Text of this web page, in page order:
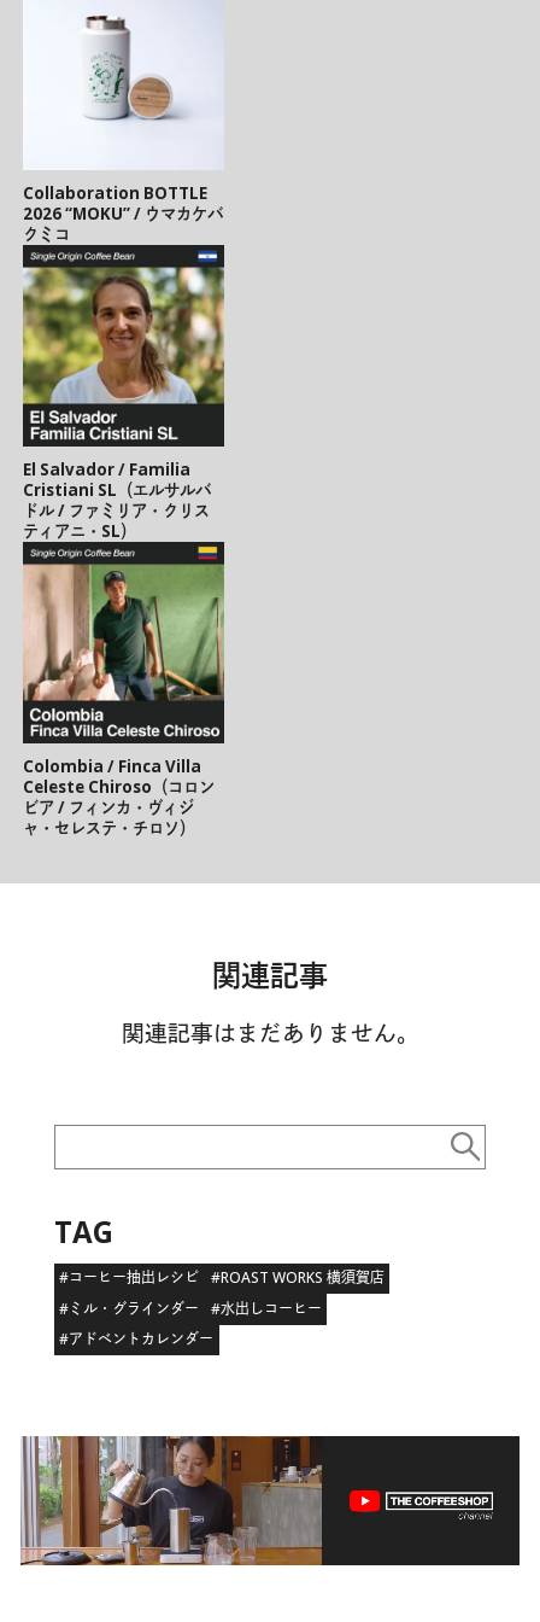
Collaboration BOTTLE
2026 “MOKU” / ウマカケバ
クミコ
El Salvador / Familia
Cristiani SL（エルサルバ
ドル / ファミリア・クリス
ティアニ・SL）
Colombia / Finca Villa
Celeste Chiroso（コロン
ビア / フィンカ・ヴィジ
ャ・セレステ・チロソ）
関連記事
関連記事はまだありません。
TAG
#コーヒー抽出レシピ #ROAST WORKS 横須賀店
#ミル・グラインダー
#水出しコーヒー
#アドベントカレンダー